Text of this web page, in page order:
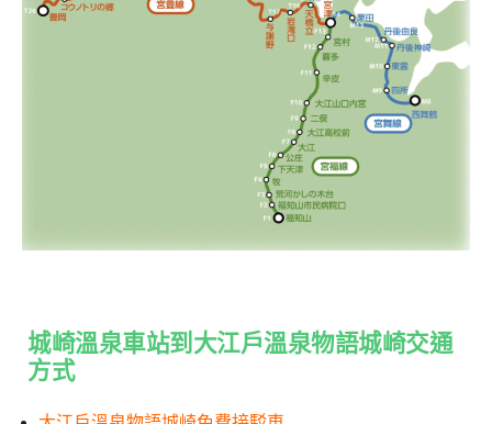
城崎溫泉車站到大江戶溫泉物語城崎交通
方式